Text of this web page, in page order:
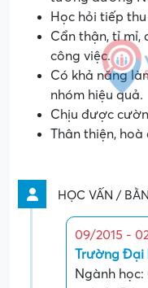
Học hỏi tiếp
Cẩn thận, tỉ mỉ,
công việc.
Có khả năng
nhóm hiệu quả.
Chịu được
Thân thiện,
HỌC VẤN /
09/2015 -
Trường Đại
Ngành